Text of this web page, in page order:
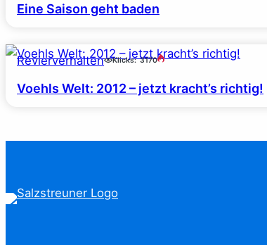
Eine Saison geht baden
Revierverhalten Klicks: 3170
Voehls Welt: 2012 – jetzt kracht’s richtig!